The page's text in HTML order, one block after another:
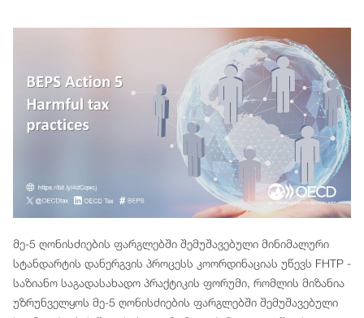
მე-5 ღონისძიების ფარგლებში შემუშავებული მინიმალური
სტანდარტის დანერგვის პროცესს კოორდინაციას უწევს FHTP -
საზიანო საგადასახადო პრაქტიკის ფორუმი, რომლის მიზანია
უზრუნველყოს მე-5 ღონისძიების ფარგლებში შემუშავებული